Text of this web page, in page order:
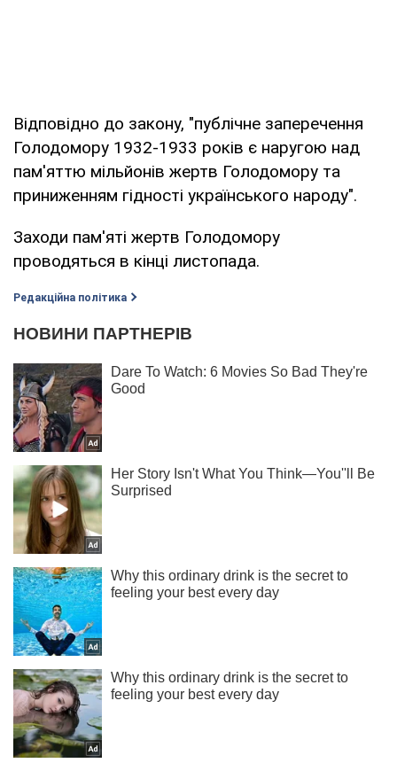
Відповідно до закону, "публічне заперечення
Голодомору 1932-1933 років є наругою над
пам'яттю мільйонів жертв Голодомору та
приниженням гідності українського народу".
Заходи пам'яті жертв Голодомору
проводяться в кінці листопада.
Редакційна політика